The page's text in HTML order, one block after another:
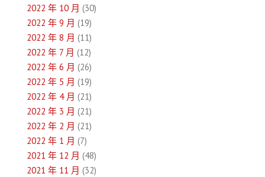
2022 年 10 月 (30)
2022 年 9 月 (19)
2022 年 8 月 (11)
2022 年 7 月 (12)
2022 年 6 月 (26)
2022 年 5 月 (19)
2022 年 4 月 (21)
2022 年 3 月 (21)
2022 年 2 月 (21)
2022 年 1 月 (7)
2021 年 12 月 (48)
2021 年 11 月 (32)